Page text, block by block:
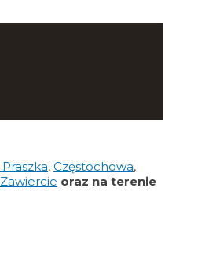
Praszka, Częstochowa,
Zawiercie oraz na terenie